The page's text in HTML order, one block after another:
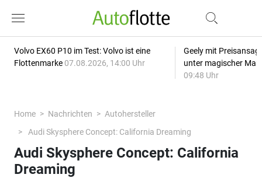
Volvo EX60 P10 im Test: Volvo ist eine
Flottenmarke 07.08.2026, 14:00 Uhr
Geely mit
unter magischer
09:48 Uhr
Home Nachrichten
Autohersteller
Audi Skysphere Concept: California Dreaming
Audi Skysphere Concept: California
Dreaming